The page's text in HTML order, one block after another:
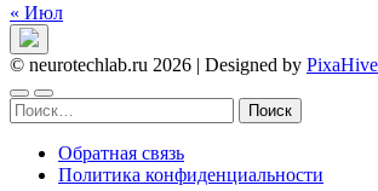
« Июл
© neurotechlab.ru 2026 | Designed by
Найти:
Обратная связь
Политика конфиденциальности